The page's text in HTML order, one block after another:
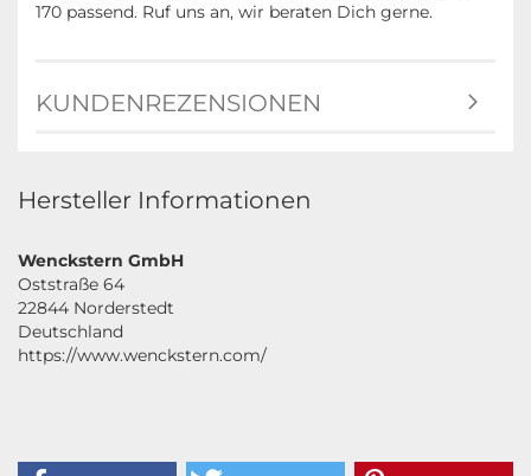
170 passend. Ruf uns an, wir beraten Dich gerne.
KUNDENREZENSIONEN
Hersteller Informationen
Wenckstern GmbH
Oststraße 64
22844 Norderstedt
Deutschland
https://www.wenckstern.com/